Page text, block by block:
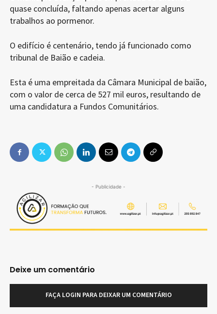
quase concluída, faltando apenas acertar alguns
trabalhos ao pormenor.
O edifício é centenário, tendo já funcionado como
tribunal de Baião e cadeia.
Esta é uma empreitada da Câmara Municipal de baião,
com o valor de cerca de 527 mil euros, resultando de
uma candidatura a Fundos Comunitários.
- Publicidade -
Deixe um comentário
FAÇA LOGIN PARA DEIXAR UM COMENTÁRIO